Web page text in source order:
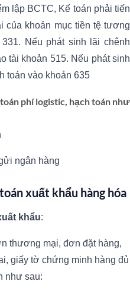
lập BCTC, Kế toán phải tiến
của khoản mục tiền tệ tương
Nếu phát sinh lãi chênh
tài khoản 515. Nếu phát sinh
toán vào khoản 635
phí logistic, hạch toán như
ngân hàng
xuất khẩu hàng hóa
khẩu:
thương mại, đơn đặt hàng,
giấy tờ chứng minh hàng đủ
như sau: